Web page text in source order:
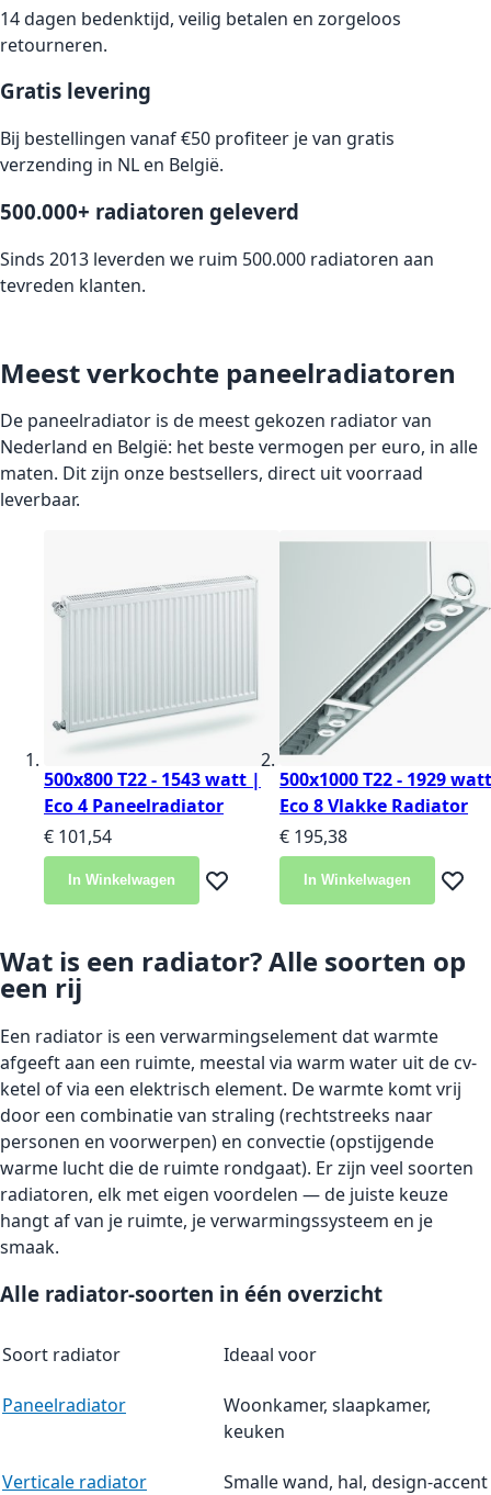
14 dagen bedenktijd, veilig betalen en zorgeloos
retourneren.
Gratis levering
Bij bestellingen vanaf €50 profiteer je van gratis
verzending in NL en België.
500.000+ radiatoren geleverd
Sinds 2013 leverden we ruim 500.000 radiatoren aan
tevreden klanten.
Meest verkochte paneelradiatoren
De paneelradiator is de meest gekozen radiator van
Nederland en België: het beste vermogen per euro, in alle
maten. Dit zijn onze bestsellers, direct uit voorraad
leverbaar.
500x800 T22 - 1543 watt |
Eco 4 Paneelradiator
€ 101,54
In Winkelwagen Voeg toe aan verlanglijst
500x1000 T22 - 1929
Eco 8 Vlakke Radiator
€ 195,38
In Winkelwagen
Wat is een radiator? Alle soorten op
een rij
Een radiator is een verwarmingselement dat warmte
afgeeft aan een ruimte, meestal via warm water uit de cv-
ketel of via een elektrisch element. De warmte komt vrij
door een combinatie van straling (rechtstreeks naar
personen en voorwerpen) en convectie (opstijgende
warme lucht die de ruimte rondgaat). Er zijn veel soorten
radiatoren, elk met eigen voordelen — de juiste keuze
hangt af van je ruimte, je verwarmingssysteem en je
smaak.
Alle radiator-soorten in één overzicht
Soort radiator Ideaal voor
Paneelradiator
Woonkamer, slaapkamer,
keuken
Verticale radiator Smalle wand, hal, design-accent